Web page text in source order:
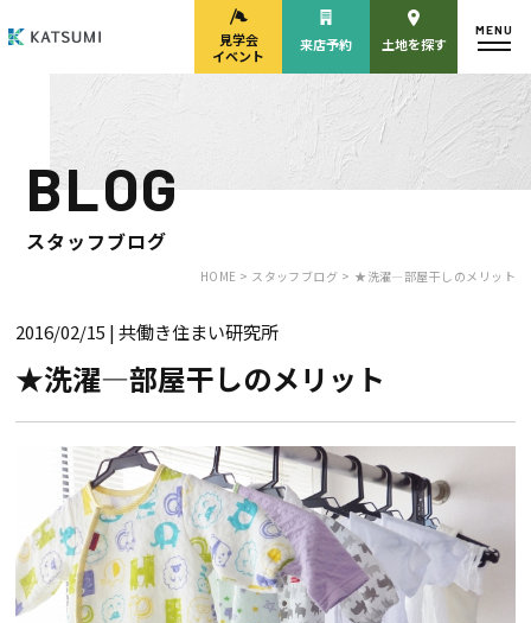
モデルハウス
来場予約
見学会・
来店予約
HOME
物件検索
会員登録
見学会
イベント
来店予約 土地を探す
MENU
BLOG
スタッフブログ
HOME > スタッフブログ > ★洗濯―部屋干しのメリット
2016/02/15 | 共働き住まい研究所
★洗濯―部屋干しのメリット